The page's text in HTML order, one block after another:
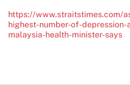
https://www.straitstimes.com/
highest-number-of-
malaysia-health-minister-says